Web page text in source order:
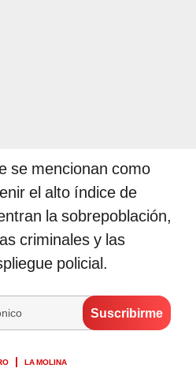
se mencionan como
el alto índice de
la sobrepoblación,
criminales y las
policial.
LA MOLINA